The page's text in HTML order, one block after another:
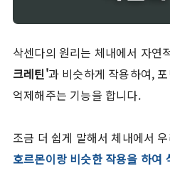
삭센다의 원리는 체내에서 자연
크레틴'과 비슷하게 작용하여,
억제해주는 기능을 합니다.
조금 더 쉽게 말해서 체내에서
호르몬이랑 비슷한 작용을 하여